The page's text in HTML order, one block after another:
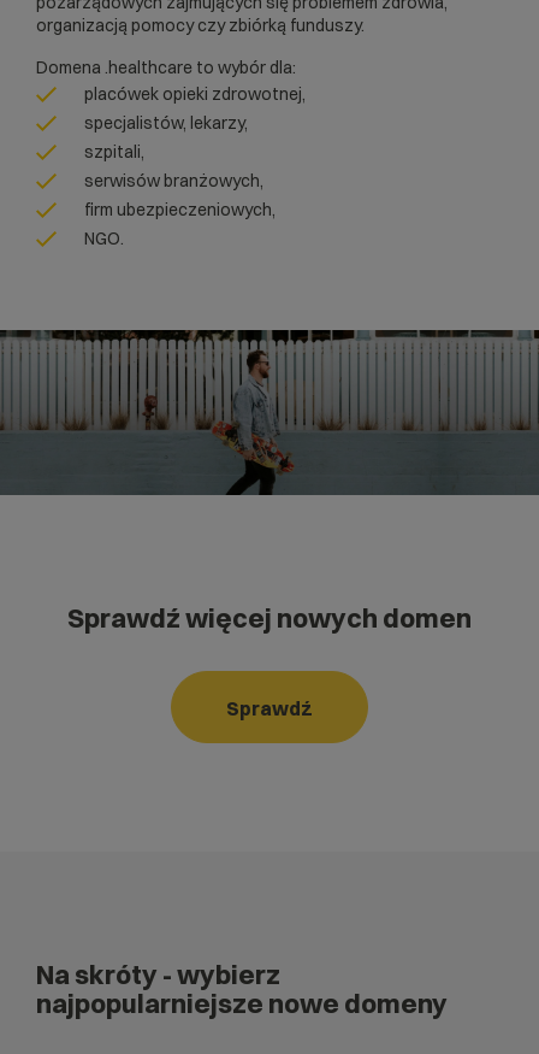
organizacją pomocy czy zbiórką funduszy.
Domena .healthcare to wybór dla:
placówek opieki zdrowotnej,
specjalistów, lekarzy,
szpitali,
serwisów branżowych,
firm ubezpieczeniowych,
NGO.
Sprawdź więcej nowych domen
Sprawdź
Na skróty - wybierz
najpopularniejsze nowe domeny